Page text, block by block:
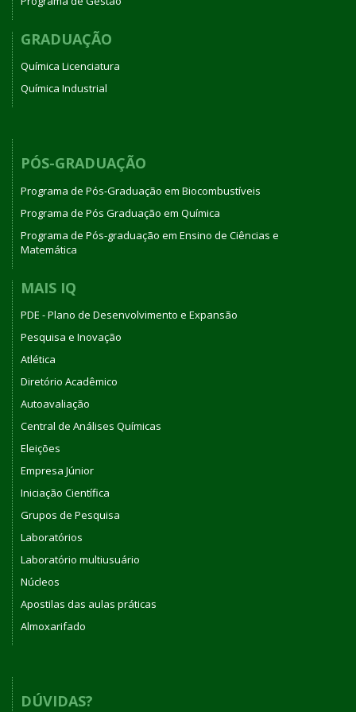
GRADUAÇÃO
Química Licenciatura
Química Industrial
PÓS-GRADUAÇÃO
Programa de Pós-Graduação em Biocombustíveis
Programa de Pós Graduação em Química
Programa de Pós-graduação em Ensino de Ciências e
Matemática
MAIS IQ
PDE - Plano de Desenvolvimento e Expansão
Pesquisa e Inovação
Atlética
Diretório Acadêmico
Autoavaliação
Central de Análises Químicas
Eleições
Empresa Júnior
Iniciação Científica
Grupos de Pesquisa
Laboratórios
Laboratório multiusuário
Núcleos
Apostilas das aulas práticas
Almoxarifado
DÚVIDAS?